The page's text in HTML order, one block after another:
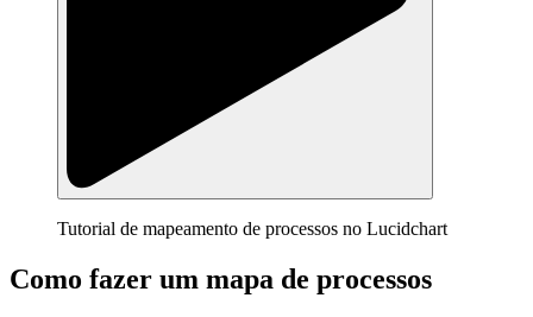
Tutorial de mapeamento de processos no Lucidchart
Como fazer um mapa de processos